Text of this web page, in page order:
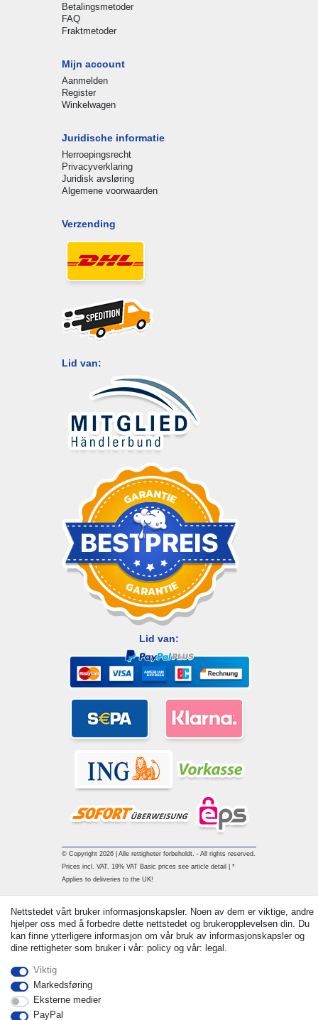
Betalingsmetoder
FAQ
Fraktmetoder
Mijn account
Aanmelden
Register
Winkelwagen
Juridische informatie
Herroepingsrecht
Privacyverklaring
Juridisk avsløring
Algemene voorwaarden
Verzending
Lid van:
Lid van:
© Copyright 2026 | Alle rettigheter forbeholdt. - All rights reserved.
Prices incl. VAT. 19% VAT Basic prices see article detail | *
Applies to deliveries to the UK!
Nettstedet vårt bruker informasjonskapsler. Noen av dem er viktige, andre
hjelper oss med å forbedre dette nettstedet og brukeropplevelsen din. Du
kan finne ytterligere informasjon om vår bruk av informasjonskapsler og
dine rettigheter som bruker i vår: policy og vår: legal.
Viktig
Markedsføring
Eksterne medier
PayPal
Withdraw from contract here
Ta kontakt med